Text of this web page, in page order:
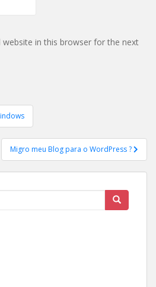
website in this browser for the next
Migro meu Blog para o WordPress ?